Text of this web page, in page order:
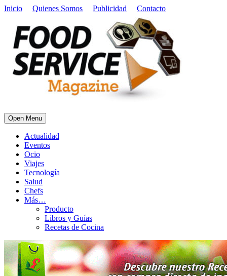
Inicio Quienes Somos Publicidad Contacto
Open Menu
Actualidad
Eventos
Ocio
Viajes
Tecnología
Salud
Chefs
Más…
Producto
Libros y Guías
Recetas de Cocina